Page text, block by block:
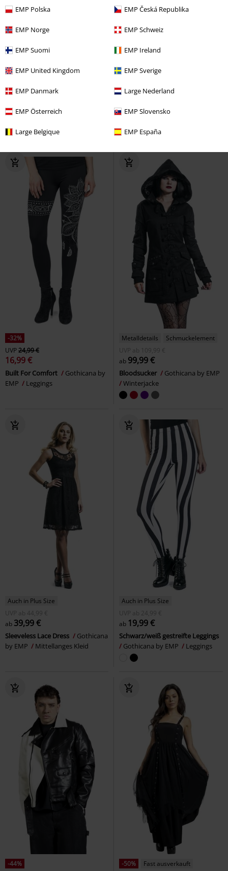
EMP Polska EMP Česká Republika
EMP Norge EMP Schweiz
EMP Suomi EMP Ireland
EMP United Kingdom EMP Sverige
EMP Danmark Large Nederland
EMP Österreich EMP Slovensko
Large Belgique EMP España
Neu
49,99 €
EMP
Bluse
15,99 €
Leggings
-32%
UVP24,99 €
16,99 €
Built For Comfort
Gothicana by
EMP
Leggings
Metalldetails
Schmuckelement
UVP
ab
109,99 €
ab 99,99 €
Bloodsucker
Gothicana by EMP
Winterjacke
Auch in Plus Size
UVP
ab
44,99 €
ab 39,99 €
Sleeveless Lace Dress
Gothicana
by EMP
Mittellanges Kleid
Auch in Plus Size
UVP
ab 24,99 €
ab 19,99 €
Schwarz/weiß gestreifte Leggings
Gothicana by EMP
Leggings
-44%
-50%
Fast ausverkauft